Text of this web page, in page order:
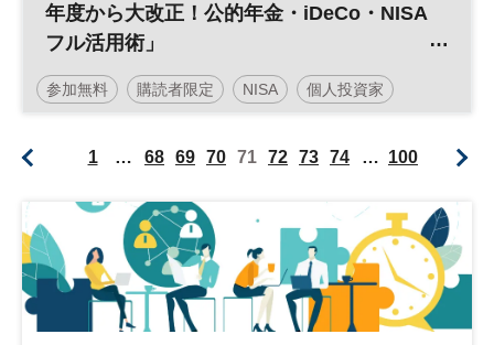
年度から大改正！公的年金・iDeCo・NISA
フル活用術」
参加無料 購読者限定 NISA 個人投資家
1 … 68 69 70 71 72 73 74 … 100